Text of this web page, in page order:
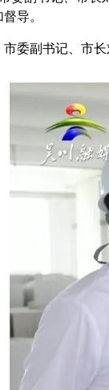
导。
副书记、市长